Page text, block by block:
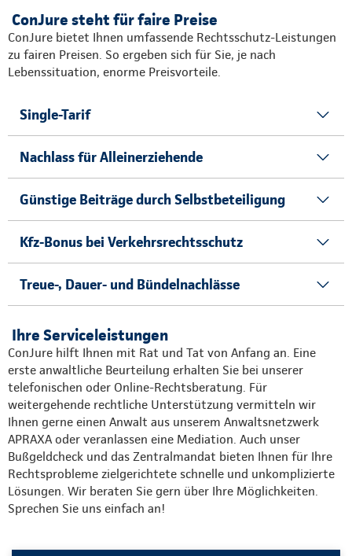
ConJure steht für faire Preise
ConJure bietet Ihnen umfassende Rechtsschutz-Leistungen
zu fairen Preisen. So ergeben sich für Sie, je nach
Lebenssituation, enorme Preisvorteile.
Single-Tarif
Nachlass für Alleinerziehende
Günstige Beiträge durch Selbstbeteiligung
Kfz-Bonus bei Verkehrsrechtsschutz
Treue-, Dauer- und Bündelnachlässe
Ihre Serviceleistungen
ConJure hilft Ihnen mit Rat und Tat von Anfang an. Eine
erste anwaltliche Beurteilung erhalten Sie bei unserer
telefonischen oder Online-Rechtsberatung. Für
weitergehende rechtliche Unterstützung vermitteln wir
Ihnen gerne einen Anwalt aus unserem Anwaltsnetzwerk
APRAXA oder veranlassen eine Mediation. Auch unser
Bußgeldcheck und das Zentralmandat bieten Ihnen für Ihre
Rechtsprobleme zielgerichtete schnelle und unkomplizierte
Lösungen. Wir beraten Sie gern über Ihre Möglichkeiten.
Sprechen Sie uns einfach an!